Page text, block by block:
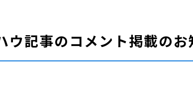
ウ記事のコメント掲載のお